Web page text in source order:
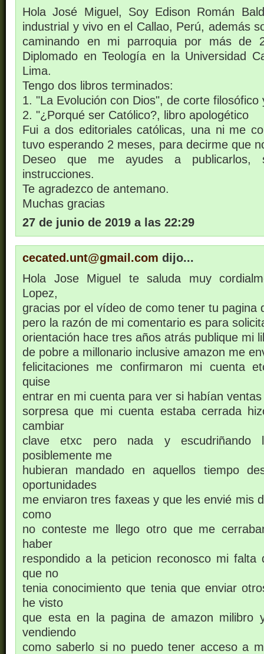
Hola José Miguel, Soy Edison Román
industrial y vivo en el Callao, Perú, además
caminando en mi parroquia por más de
Diplomado en Teología en la Universidad
Lima.
Tengo dos libros terminados:
1. "La Evolución con Dios", de corte filosófico
2. "¿Porqué ser Católico?, libro apologético
Fui a dos editoriales católicas, una ni me
tuvo esperando 2 meses, para decirme que
Deseo que me ayudes a publicarlos,
instrucciones.
Te agradezco de antemano.
Muchas gracias
27 de junio de 2019 a las 22:29
cecated.unt@gmail.com dijo...
Hola Jose Miguel te saluda muy
Lopez,
gracias por el vídeo de como tener tu pagina
pero la razón de mi comentario es para
orientación hace tres años atrás publique mi
de pobre a millonario inclusive amazon me
felicitaciones me confirmaron mi cuenta
quise
entrar en mi cuenta para ver si habían
sorpresa que mi cuenta estaba cerrada
cambiar
clave etxc pero nada y escudriñando
posiblemente me
hubieran mandado en aquellos tiempo
oportunidades
me enviaron tres faxeas y que les envié mis
como
no conteste me llego otro que me
haber
respondido a la peticion reconosco mi falta
que no
tenia conocimiento que tenia que enviar
he visto
que esta en la pagina de amazon milibro
vendiendo
como saberlo si no puedo tener acceso a